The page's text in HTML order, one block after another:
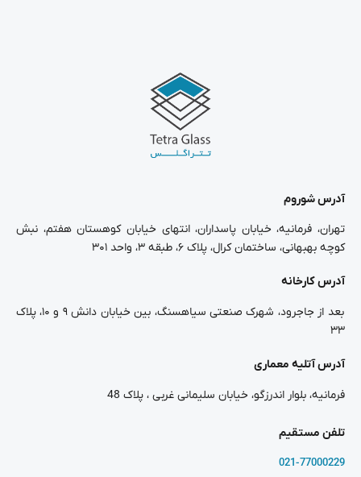
آدرس شوروم
تهران، فرمانیه، خیابان پاسداران، انتهای خیابان کوهستان هفتم، نبش
کوچه بهبهانی، ساختمان کرال، پلاک ۶، طبقه ۳، واحد ۳۰۱
آدرس کارخانه
بعد از جاجرود، شهرک صنعتی سیاهسنگ، بین خیابان دانش ۹ و ۱۰، پلاک
۳۳
آدرس آتلیه معماری
فرمانیه، بلوار اندرزگو، خیابان سلیمانی غربی ، پلاک 48
تلفن مستقیم
021-77000229